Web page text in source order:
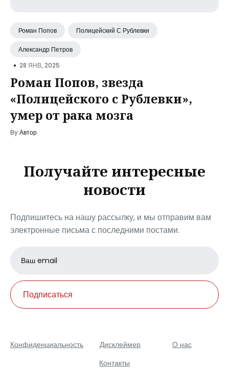
Роман Попов Полицейский С Рублевки
Александр Петров
• 28 ЯНВ, 2025
Роман Попов, звезда
«Полицейского с Рублевки»,
умер от рака мозга
ByАвтор
Получайте интересные
новости
Подпишитесь на нашу рассылку, и мы отправим вам
электронные письма с последними постами.
Email
address
Подписаться
Конфиденциальность Дисклеймер
О нас
Контакты